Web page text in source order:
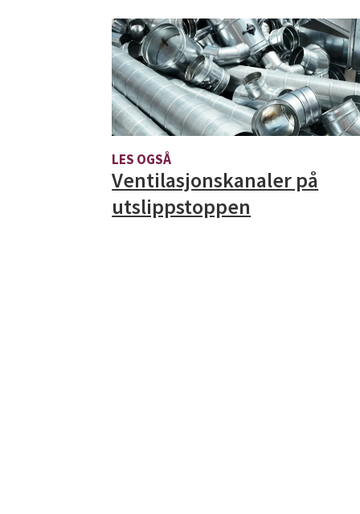
LES OGSÅ
Ventilasjonskanaler på
utslippstoppen